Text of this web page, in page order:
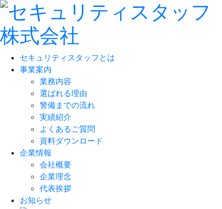
セキュリティスタッフとは
事業案内
業務内容
選ばれる理由
警備までの流れ
実績紹介
よくあるご質問
資料ダウンロード
企業情報
会社概要
企業理念
代表挨拶
お知らせ